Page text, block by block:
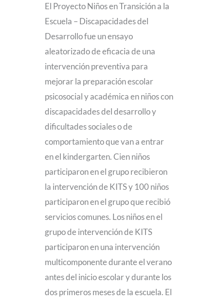
El Proyecto Niños en Transición a la
Escuela – Discapacidades del
Desarrollo fue un ensayo
aleatorizado de eficacia de una
intervención preventiva para
mejorar la preparación escolar
psicosocial y académica en niños con
discapacidades del desarrollo y
dificultades sociales o de
comportamiento que van a entrar
en el kindergarten. Cien niños
participaron en el grupo recibieron
la intervención de KITS y 100 niños
participaron en el grupo que recibió
servicios comunes. Los niños en el
grupo de intervención de KITS
participaron en una intervención
multicomponente durante el verano
antes del inicio escolar y durante los
dos primeros meses de la escuela. El